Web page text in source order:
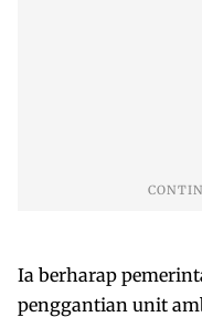
Ia berharap
penggantian unit